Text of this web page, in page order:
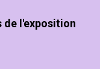
de l'exposition